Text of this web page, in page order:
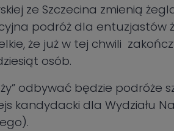
ze Szczecina zmienią
podróż dla entuzjastów
że już w tej chwili
osób.
odbywać będzie podróże
kandydacki dla Wydziału